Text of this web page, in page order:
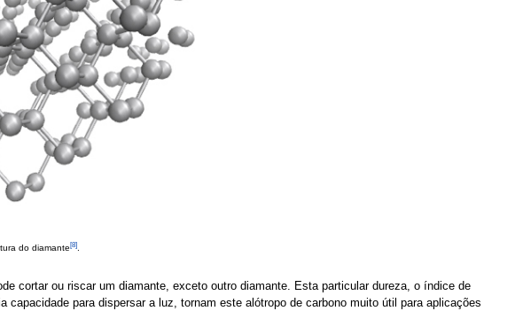
do diamante[8].
cortar ou riscar um diamante, exceto outro diamante. Esta particular dureza, o índice de
para dispersar a luz, tornam este alótropo de carbono muito útil para aplicações